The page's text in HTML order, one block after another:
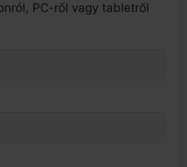
PC-ről vagy tabletről